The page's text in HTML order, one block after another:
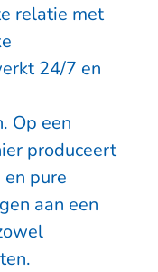
relatie met
24/7 en
Op een
produceert
pure
aan een